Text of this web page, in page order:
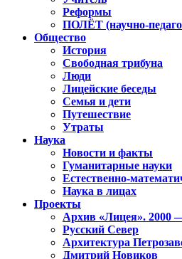
Реформы
ПОЛЁТ (научно-
Общество
История
Свободная трибуна
Люди
Лицейские беседы
Семья и дети
Путешествие
Утраты
Наука
Новости и факты
Гуманитарные науки
Естественно-
Наука в лицах
Проекты
Архив «Лицея». 2000
Русский Север
Архитектура
Дмитрий Новиков